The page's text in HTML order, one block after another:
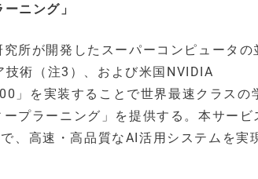
ニング」
所が開発したスーパーコンピュータの
術（注3）、および米国NVIDIA
を実装することで世界最速クラスの
プラーニング」を提供する。本サービ
、高速・高品質なAI活用システムを実